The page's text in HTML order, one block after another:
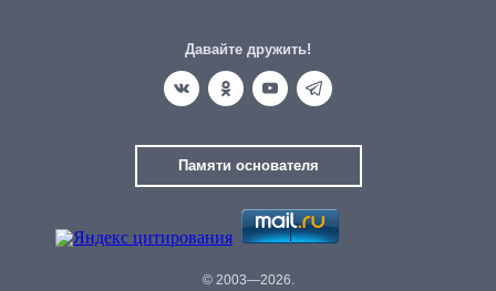
Давайте дружить!
Памяти основателя
© 2003—2026.